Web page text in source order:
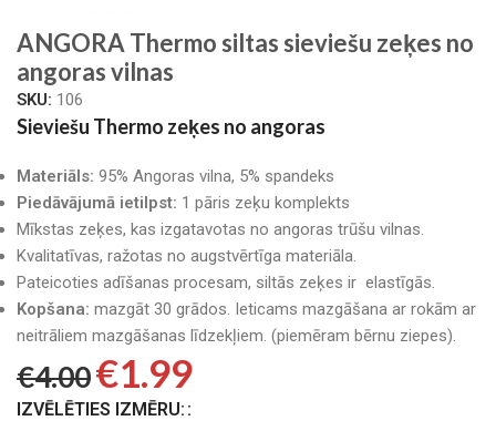
ANGORA Thermo siltas sieviešu zeķes no
angoras vilnas
SKU: 106
Sieviešu Thermo zeķes no angoras
Materiāls: 95% Angoras vilna, 5% spandeks
Piedāvājumā ietilpst: 1 pāris zeķu komplekts
Mīkstas zeķes, kas izgatavotas no angoras trūšu vilnas.
Kvalitatīvas, ražotas no augstvērtīga materiāla.
Pateicoties adīšanas procesam, siltās zeķes ir elastīgās.
Kopšana: mazgāt 30 grādos. Ieticams mazgāšana ar rokām ar
neitrāliem mazgāšanas līdzekļiem. (piemēram bērnu ziepes).
€4.00€1.99
IZVĒLĒTIES IZMĒRU: